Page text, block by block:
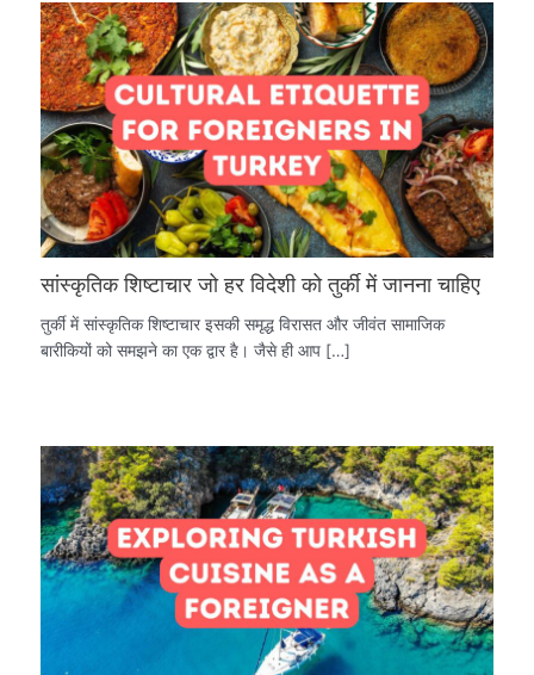
सांस्कृतिक शिष्टाचार जो हर विदेशी को तुर्की में जानना चाहिए
तुर्की में सांस्कृतिक शिष्टाचार इसकी समृद्ध विरासत और जीवंत सामाजिक
बारीकियों को समझने का एक द्वार है। जैसे ही आप […]